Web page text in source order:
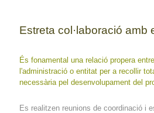
Estreta col·laboració amb
És fonamental una relació propera
l'administració o entitat per a recollir
necessària pel desenvolupament del
Es realitzen reunions de coordinació i